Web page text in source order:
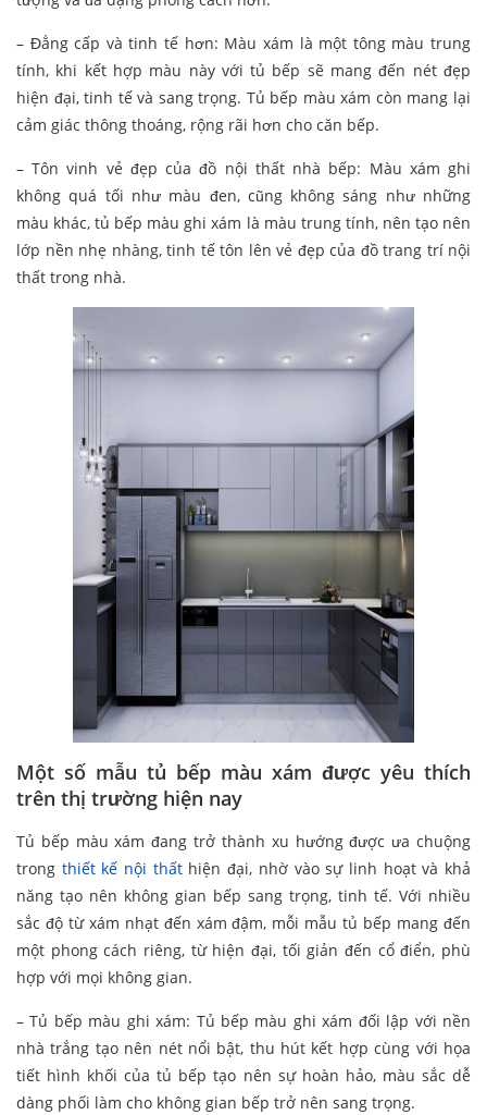
– Đẳng cấp và tinh tế hơn: Màu xám là một tông màu trung
tính, khi kết hợp màu này với tủ bếp sẽ mang đến nét đẹp
hiện đại, tinh tế và sang trọng. Tủ bếp màu xám còn mang lại
cảm giác thông thoáng, rộng rãi hơn cho căn bếp.
– Tôn vinh vẻ đẹp của đồ nội thất nhà bếp: Màu xám ghi
không quá tối như màu đen, cũng không sáng như những
màu khác, tủ bếp màu ghi xám là màu trung tính, nên tạo nên
lớp nền nhẹ nhàng, tinh tế tôn lên vẻ đẹp của đồ trang trí nội
thất trong nhà.
Một số mẫu tủ bếp màu xám được yêu thích
trên thị trường hiện nay
Tủ bếp màu xám đang trở thành xu hướng được ưa chuộng
trong thiết kế nội thấthiện đại, nhờ vào sự linh hoạt và khả
năng tạo nên không gian bếp sang trọng, tinh tế. Với nhiều
sắc độ từ xám nhạt đến xám đậm, mỗi mẫu tủ bếp mang đến
một phong cách riêng, từ hiện đại, tối giản đến cổ điển, phù
hợp với mọi không gian.
– Tủ bếp màu ghi xám: Tủ bếp màu ghi xám đối lập với nền
nhà trắng tạo nên nét nổi bật, thu hút kết hợp cùng với họa
tiết hình khối của tủ bếp tạo nên sự hoàn hảo, màu sắc dễ
dàng phối làm cho không gian bếp trở nên sang trọng.